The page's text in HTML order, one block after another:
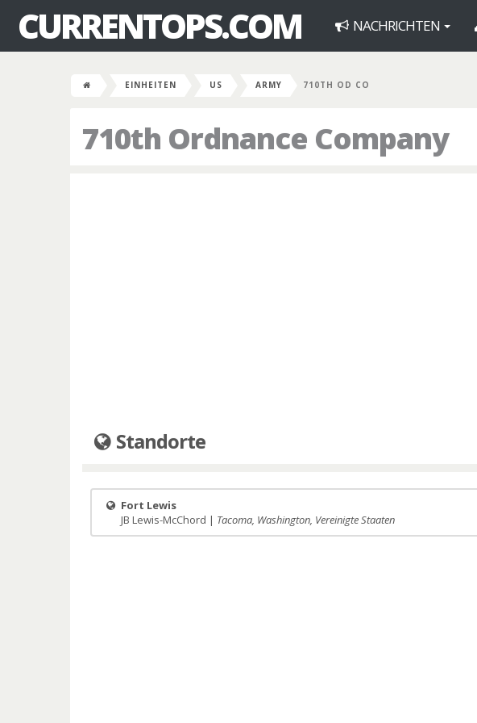
CURRENTOPS.COM NACHRICHTEN
EINHEITEN US ARMY 710TH OD CO
710th Ordnance Company
Standorte
Fort Lewis
JB Lewis-McChord | Tacoma, Washington, Vereinigte Staaten